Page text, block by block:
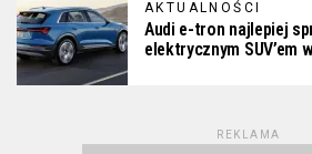
AKTUALNOŚCI
Audi e-tron najlepiej
elektrycznym SUV’em
REKLAMA